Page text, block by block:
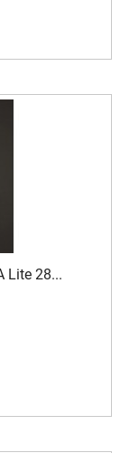
Lite 28...